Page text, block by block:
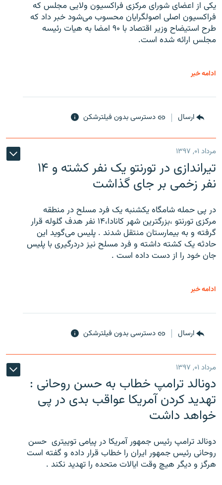
یکی از اعضای شورای مرکزی فراکسیون ولایی مجلس که
فراکسیون اصلی اصولگرایان محسوب می‌شود خبر داد که
طرح استیضاح وزیر اقتصاد با ۹۰ امضا به هیات رئیسه
مجلس ارائه شده است.
ادامه خبر
ارسال دسترسی بدون فیلترشکن
مرداد ۰۱, ۱۳۹۷
تیراندازی در تورنتو یک نفر کشته و ۱۴
نفر زخمی بر جای گذاشت
در پی حمله شامگاه یکشنبه یک فرد مسلح در منطقه
مرکزی تورنتو ،‌بزرگترین شهر کانادا،۱۴ نفر هدف گلوله قرار
گرفته و به بیمارستان منتقل شدند . پلیس می‌گوید این
حادثه یک کشته داشته و فرد مسلح نیز دردرگیری با پلیس
جان خود را از دست داده است .
ادامه خبر
ارسال دسترسی بدون فیلترشکن
مرداد ۰۱, ۱۳۹۷
دونالد ترامپ خطاب به حسن روحانی :
تهدید کردن آمریکا عواقب بدی در پی
خواهد داشت
دونالد ترامپ رئیس جمهور آمریکا در پیامی توییتری ‌ حسن
روحانی رئیس جمهور ایران را خطاب قرار داده و گفته است
هرگز و دیگر هیچ وقت ایالات متحده را تهدید نکند .